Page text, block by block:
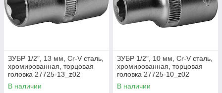
ЗУБР 1/2", 13 мм, Cr-V сталь,
хромированная, торцовая
головка 27725-13_z02
В наличии
ЗУБР 1/2", 10 мм, Cr-V сталь,
хромированная, торцовая
головка 27725-10_z02
В наличии